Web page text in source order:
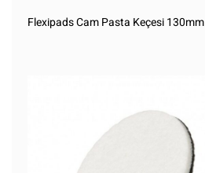
Flexipads Cam Pasta Keçesi 130mm